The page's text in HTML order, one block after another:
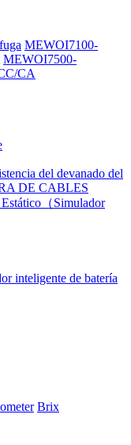
MEWOI7100-
MEWOI7500-
CA
del devanado del
DE CABLES
（Simulador
inteligente de batería
Brix